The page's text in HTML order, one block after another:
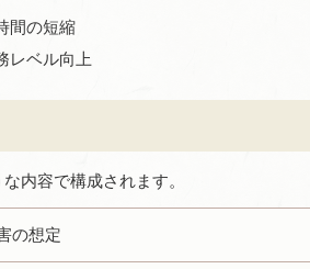
間の短縮
レベル向上
内容で構成されます。
の想定